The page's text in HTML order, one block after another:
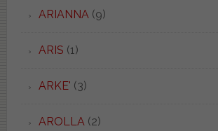
ARIANNA(9)
ARIS (1)
ARKE' (3)
AROLLA(2)